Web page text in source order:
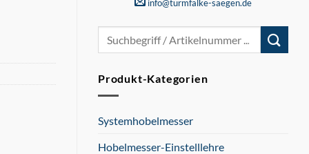
info@turmfalke-saegen.de
Suchen
nach:
Produkt-Kategorien
Systemhobelmesser
Hobelmesser-Einstelllehre